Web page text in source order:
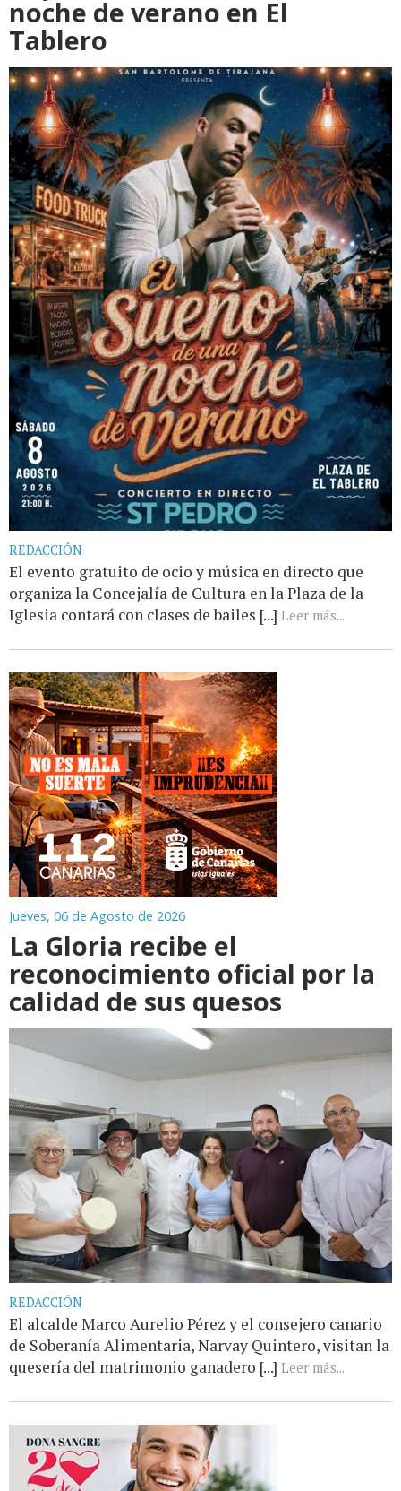
noche de verano en El
Tablero
REDACCIÓN
El evento gratuito de ocio y música en directo que
organiza la Concejalía de Cultura en la Plaza de la
Iglesia contará con clases de bailes [...] Leer más...
Jueves, 06 de Agosto de 2026
La Gloria recibe el
reconocimiento oficial por la
calidad de sus quesos
REDACCIÓN
El alcalde Marco Aurelio Pérez y el consejero canario
de Soberanía Alimentaria, Narvay Quintero, visitan la
quesería del matrimonio ganadero [...] Leer más...